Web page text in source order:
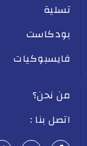
تسلية
بودكاست
فايسبوكيات
من نحن؟
اتصل بنا :